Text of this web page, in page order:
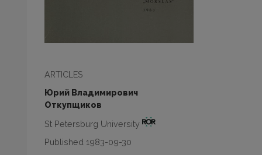
ARTICLES
Юрий Владимирович
Откупщиков
St Petersburg University
Published 1983-09-30